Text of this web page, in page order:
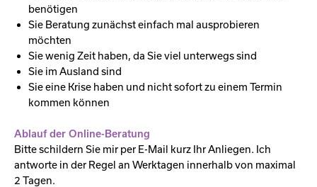
benötigen
Sie Beratung zunächst einfach mal ausprobieren
möchten
Sie wenig Zeit haben, da Sie viel unterwegs sind
Sie im Ausland sind
Sie eine Krise haben und nicht sofort zu einem Termin
kommen können
Ablauf der Online-Beratung
Bitte schildern Sie mir per E-Mail kurz Ihr Anliegen. Ich
antworte in der Regel an Werktagen innerhalb von maximal
2 Tagen.